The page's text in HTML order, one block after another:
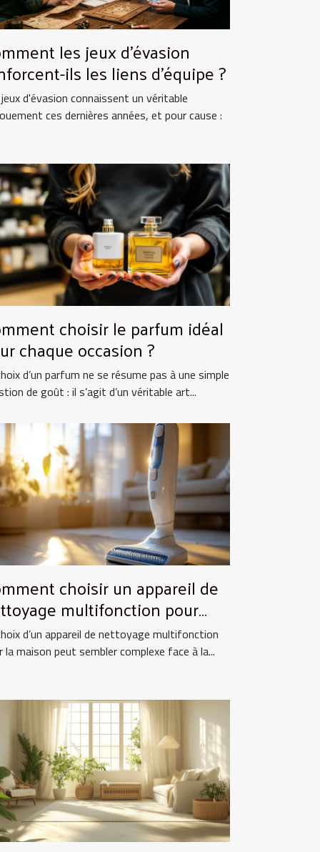
les jeux d'évasion
ils les liens d'équipe ?
d'évasion connaissent un véritable
ces dernières années, et pour cause :
choisir le parfum idéal
chaque occasion ?
d’un parfum ne se résume pas à une simple
de goût : il s’agit d’un véritable art...
choisir un appareil de
multifonction pour
maison ?
d’un appareil de nettoyage multifonction
la maison peut sembler complexe face à la...